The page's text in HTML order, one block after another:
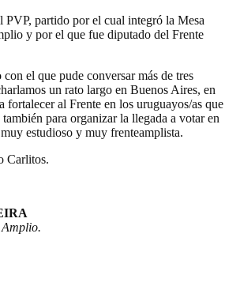
partido por el cual integró la Mesa
y por el que fue diputado del Frente
el que pude conversar más de tres
un rato largo en Buenos Aires, en
fortalecer al Frente en los uruguayos/as que
para organizar la llegada a votar en
estudioso y muy frenteamplista.
Carlitos.
Amplio.